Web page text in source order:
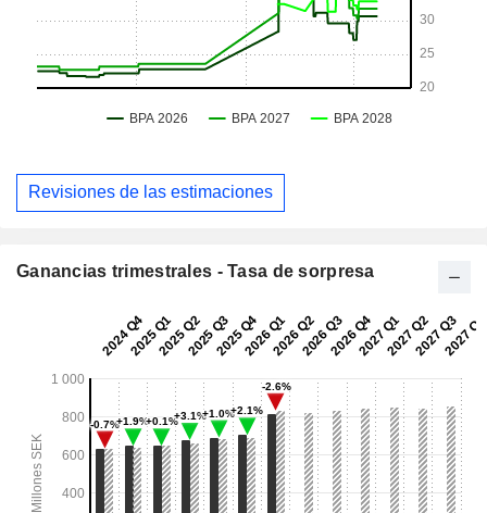
Revisiones de las estimaciones
Ganancias trimestrales - Tasa de sorpresa